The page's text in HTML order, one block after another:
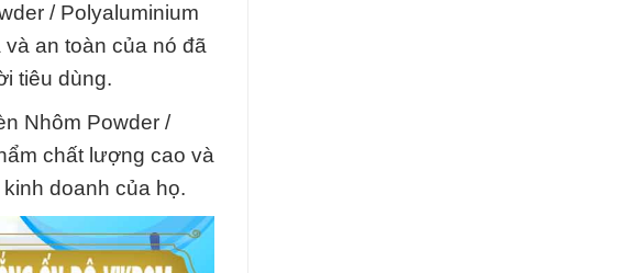
/ Polyaluminium
an toàn của nó đã
tiêu dùng.
Nhôm Powder /
chất lượng cao và
doanh của họ.